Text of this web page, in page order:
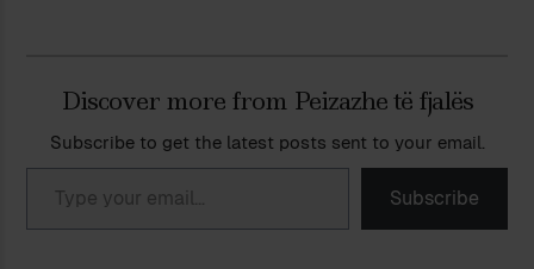
Discover more from Peizazhe të fjalës
Subscribe to get the latest posts sent to your email.
Type your email…
Subscribe